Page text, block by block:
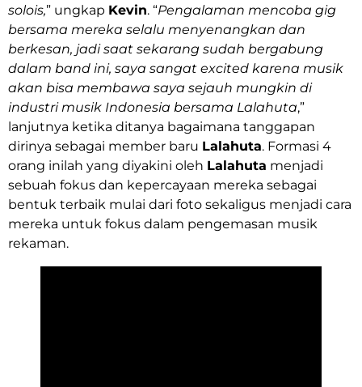
solois,” ungkap Kevin. “Pengalaman mencoba gig
bersama mereka selalu menyenangkan dan
berkesan, jadi saat sekarang sudah bergabung
dalam band ini, saya sangat excited karena musik
akan bisa membawa saya sejauh mungkin di
industri musik Indonesia bersama Lalahuta,”
lanjutnya ketika ditanya bagaimana tanggapan
dirinya sebagai member baru Lalahuta. Formasi 4
orang inilah yang diyakini oleh Lalahuta menjadi
sebuah fokus dan kepercayaan mereka sebagai
bentuk terbaik mulai dari foto sekaligus menjadi cara
mereka untuk fokus dalam pengemasan musik
rekaman.